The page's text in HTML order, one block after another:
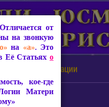
Защита от чипизации
Отличается от
на звонкую
на «а». Это
Её Статьях о
кое-где
Матери